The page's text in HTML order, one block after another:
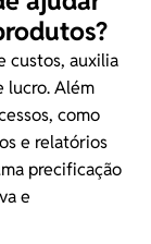
custos, auxilia
lucro. Além
como
e relatórios
precificação
e